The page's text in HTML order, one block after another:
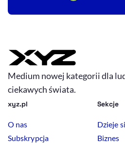
Medium nowej kategorii dla
ciekawych świata.
xyz.pl
O nas
Subskrypcja
Sekcje
Dzieje
Biznes